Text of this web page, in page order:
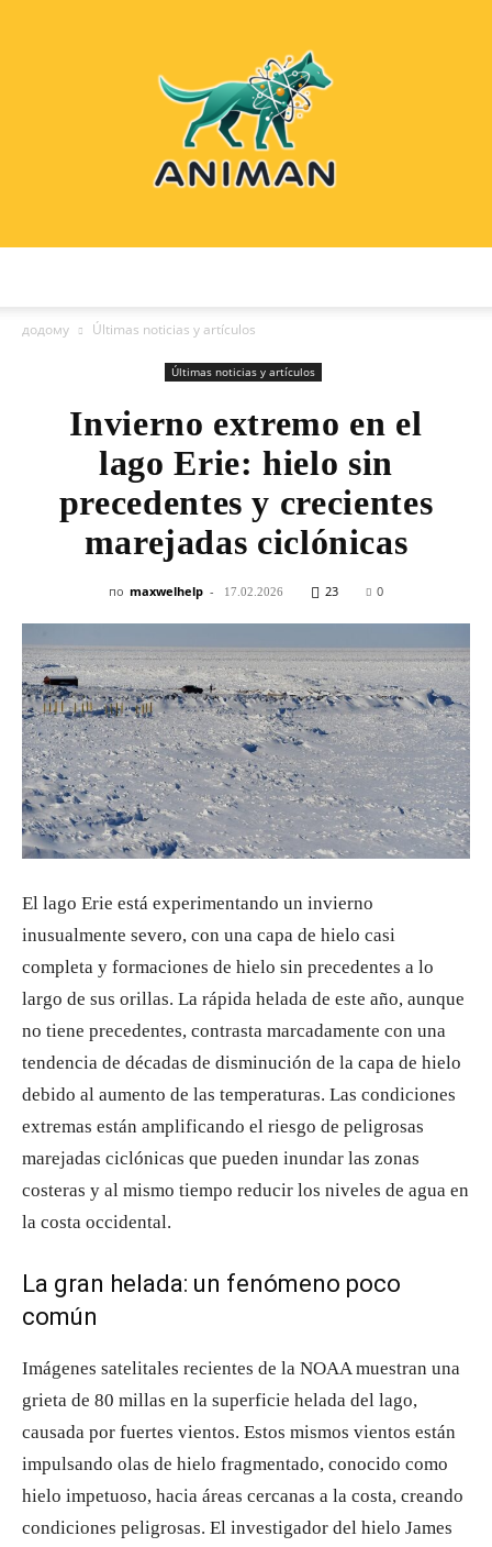
Ciencia,
Tecnología
y
Descubrimientos
додому Últimas noticias y artículos
Últimas noticias y artículos
Invierno extremo en el
lago Erie: hielo sin
precedentes y crecientes
marejadas ciclónicas
по maxwelhelp - 17.02.2026 23 0
El lago Erie está experimentando un invierno
inusualmente severo, con una capa de hielo casi
completa y formaciones de hielo sin precedentes a lo
largo de sus orillas. La rápida helada de este año, aunque
no tiene precedentes, contrasta marcadamente con una
tendencia de décadas de disminución de la capa de hielo
debido al aumento de las temperaturas. Las condiciones
extremas están amplificando el riesgo de peligrosas
marejadas ciclónicas que pueden inundar las zonas
costeras y al mismo tiempo reducir los niveles de agua en
la costa occidental.
La gran helada: un fenómeno poco
común
Imágenes satelitales recientes de la NOAA muestran una
grieta de 80 millas en la superficie helada del lago,
causada por fuertes vientos. Estos mismos vientos están
impulsando olas de hielo fragmentado, conocido como
hielo impetuoso, hacia áreas cercanas a la costa, creando
condiciones peligrosas. El investigador del hielo James